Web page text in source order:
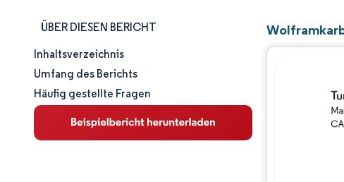
ÜBER DIESEN BERICHT
Marktgröße und -anteil
Marktanalyse
Trends und Einblicke
Inhaltsverzeichnis
Umfang des Berichts
Häufig gestellte Fragen